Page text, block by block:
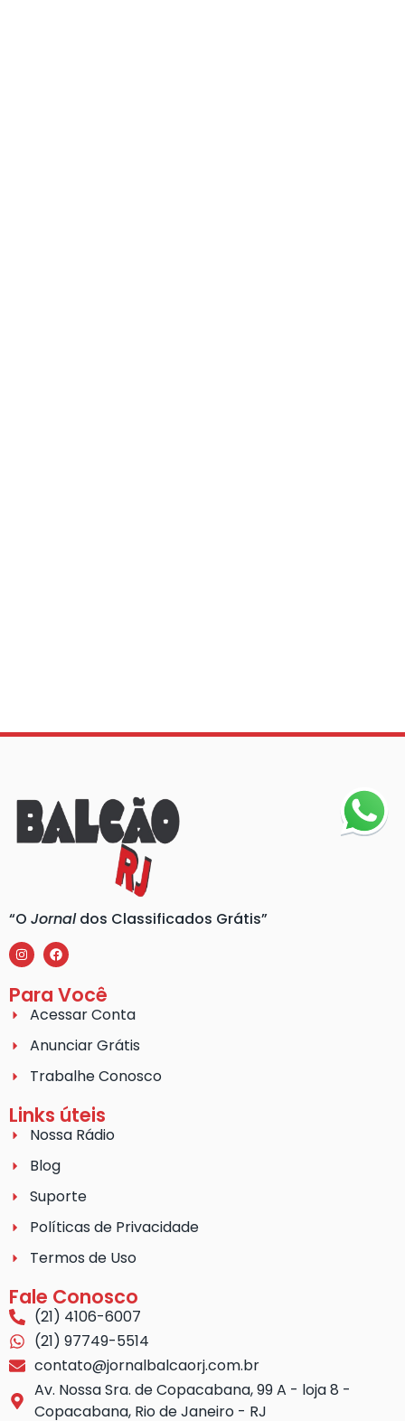
“O Jornaldos Classificados Grátis”
Para Você
Acessar Conta
Anunciar Grátis
Trabalhe Conosco
Links úteis
Nossa Rádio
Blog
Suporte
Políticas de Privacidade
Termos de Uso
Fale Conosco
(21) 4106-6007
(21) 97749-5514
contato@jornalbalcaorj.com.br
Av. Nossa Sra. de Copacabana, 99 A - loja 8 -
Copacabana, Rio de Janeiro - RJ